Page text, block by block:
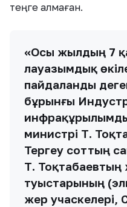
теңге алмаған.
«Осы жылдың 7
лауазымдық
пайдаланды
бұрынғы
министрі Т.
Тергеу соттың
Т. Тоқтабаевтың
туыстарының
жер учаскелері,